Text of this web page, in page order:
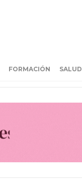
FORMACIÓN SALUD